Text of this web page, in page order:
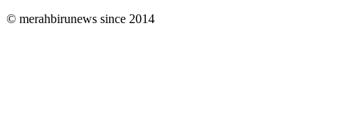
© merahbirunews since 2014